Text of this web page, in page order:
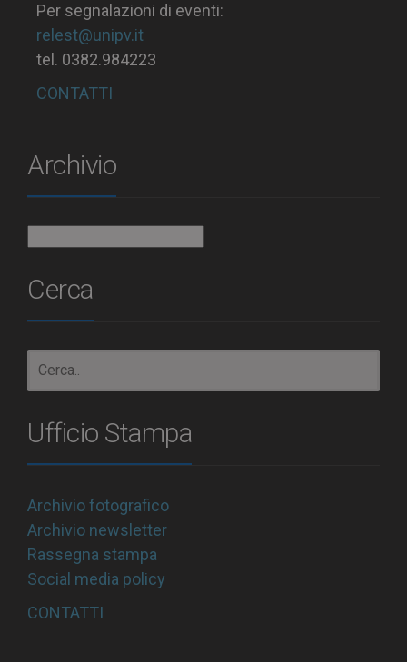
Per segnalazioni di eventi:
relest@unipv.it
tel. 0382.984223
CONTATTI
Archivio
Cerca
Ufficio Stampa
Archivio fotografico
Archivio newsletter
Rassegna stampa
Social media policy
CONTATTI